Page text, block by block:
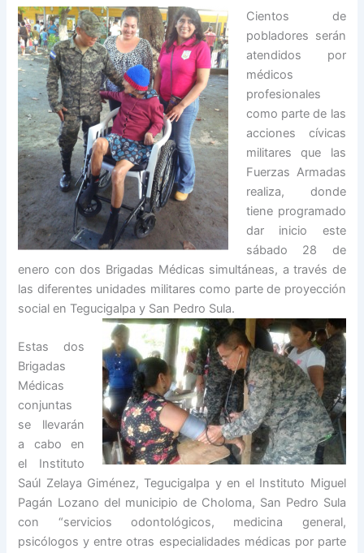
Cientos de
pobladores serán
atendidos por
médicos
profesionales
como parte de las
acciones cívicas
militares que las
Fuerzas Armadas
realiza, donde
tiene programado
dar inicio este
sábado 28 de
enero con dos Brigadas Médicas simultáneas, a través de
las diferentes unidades militares como parte de proyección
social en Tegucigalpa y San Pedro Sula.
Estas dos
Brigadas
Médicas
conjuntas
se llevarán
a cabo en
el Instituto
Saúl Zelaya Giménez, Tegucigalpa y en el Instituto Miguel
Pagán Lozano del municipio de Choloma, San Pedro Sula
con “servicios odontológicos, medicina general,
psicólogos y entre otras especialidades médicas por parte